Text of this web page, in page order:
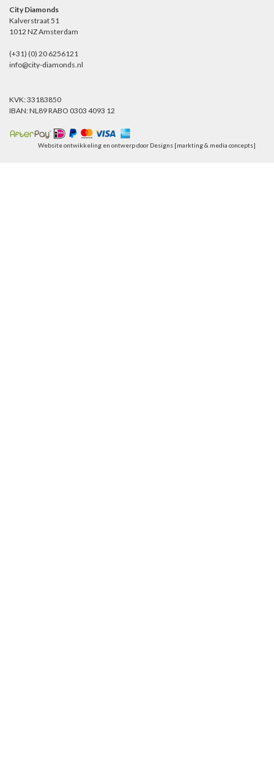
City Diamonds
Kalverstraat 51
1012 NZ Amsterdam
(+31) (0) 20 6256121
info@city-diamonds.nl
KVK: 33183850
IBAN: NL89 RABO 0303 4093 12
Website ontwikkeling en ontwerp door Designs [markting & media concepts]